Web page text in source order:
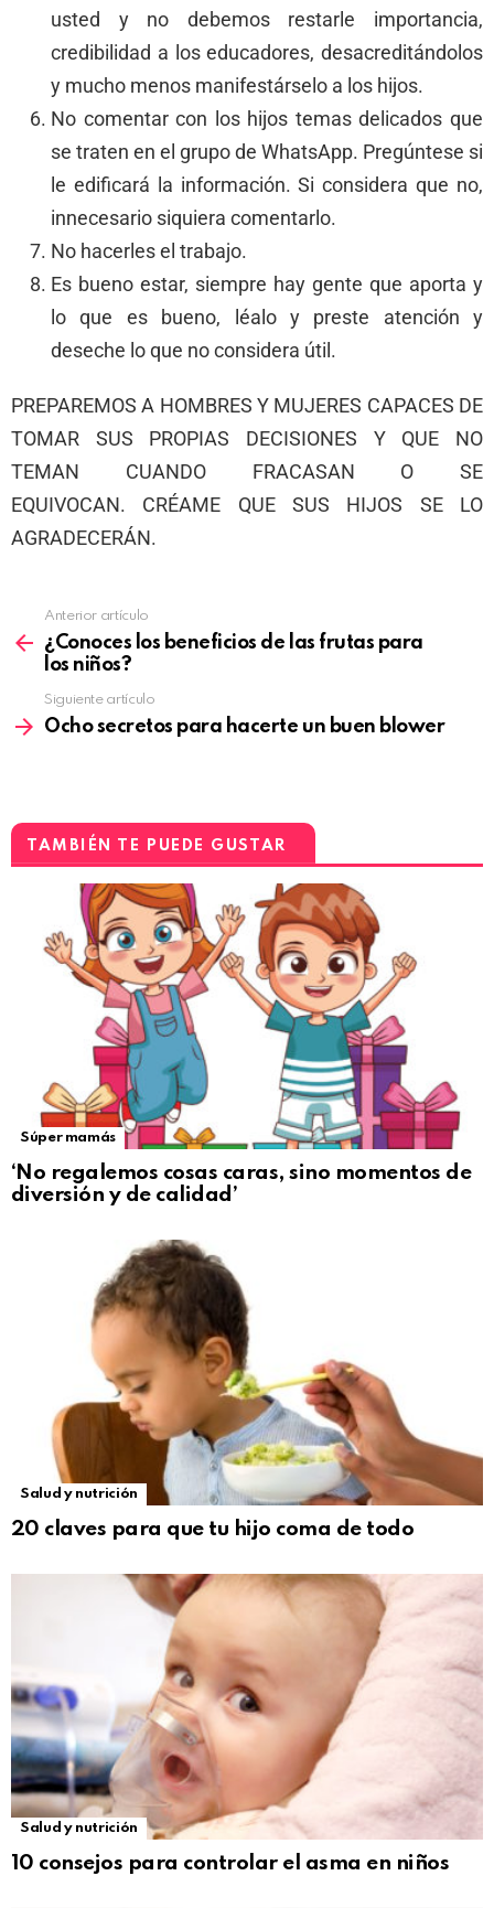
usted y no debemos restarle importancia,
credibilidad a los educadores, desacreditándolos
y mucho menos manifestárselo a los hijos.
No comentar con los hijos temas delicados que
se traten en el grupo de WhatsApp. Pregúntese si
le edificará la información. Si considera que no,
innecesario siquiera comentarlo.
No hacerles el trabajo.
Es bueno estar, siempre hay gente que aporta y
lo que es bueno, léalo y preste atención y
deseche lo que no considera útil.
PREPAREMOS A HOMBRES Y MUJERES CAPACES DE
TOMAR SUS PROPIAS DECISIONES Y QUE NO
TEMAN CUANDO FRACASAN O SE
EQUIVOCAN. CRÉAME QUE SUS HIJOS SE LO
AGRADECERÁN.
Anterior artículo
¿Conoces los beneficios de las frutas para
los niños?
Siguiente artículo
Ocho secretos para hacerte un buen blower
TAMBIÉN TE PUEDE GUSTAR
Súper mamás
‘No regalemos cosas caras, sino momentos de
diversión y de calidad’
Salud y nutrición
20 claves para que tu hijo coma de todo
Salud y nutrición
10 consejos para controlar el asma en niños